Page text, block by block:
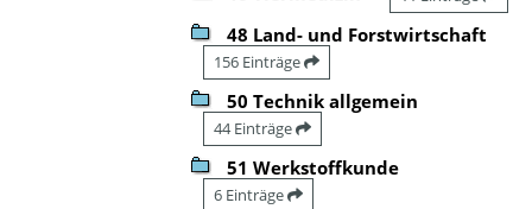
48 Land- und Forstwirtschaft
156 Einträge
50 Technik allgemein
44 Einträge
51 Werkstoffkunde
6 Einträge